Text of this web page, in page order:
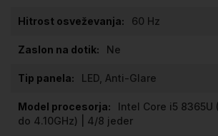
60 Hz
Ne
LED, Anti-Glare
Intel Core i5 8365U
do 4.10GHz) | 4/8 jeder